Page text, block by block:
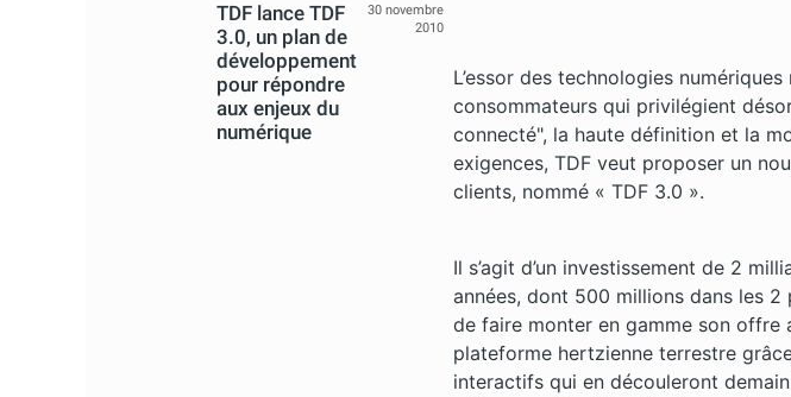
TDF lance TDF
3.0, un plan de
développement
pour répondre
aux enjeux du
numérique
30 novembre
2010
L’essor des technologies
consommateurs qui privilégient
connecté", la haute définition et la
exigences, TDF veut proposer un
clients, nommé « TDF 3.0 ».
Il s’agit d’un investissement de 2
années, dont 500 millions dans les 2
de faire monter en gamme son offre
plateforme hertzienne terrestre
interactifs qui en découleront